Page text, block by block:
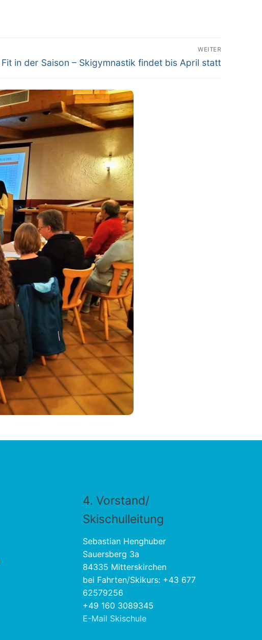
WEITER
Fit in der Saison – Skigymnastik findet bis April statt
4. Vorstand/
Skischulleitung
Sebastian Henghuber
Sauersberg 3a
84335 Mitterskirchen
bei Fahrten/Skikurs: +43 677
62579256
+49 160 3089345
E-Mail Skischule